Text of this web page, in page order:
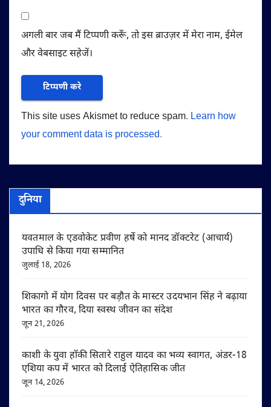
अगली बार जब मैं टिप्पणी करूँ, तो इस ब्राउज़र में मेरा नाम, ईमेल
और वेबसाइट सहेजें।
This site uses Akismet to reduce spam. Learn how
your comment data is processed.
दुनिया
यवतमाल के एडवोकेट प्रवीण हर्षे को मानद डॉक्टरेट (आचार्य)
उपाधि से किया गया सम्मानित
जुलाई 18, 2026
शिकागो में योग दिवस पर बड़ौत के मास्टर उदयभान सिंह ने बढ़ाया
भारत का गौरव, दिया स्वस्थ जीवन का संदेश
जून 21, 2026
काशी के युवा हॉकी सितारे राहुल यादव का भव्य स्वागत, अंडर-18
एशिया कप में भारत को दिलाई ऐतिहासिक जीत
जून 14, 2026